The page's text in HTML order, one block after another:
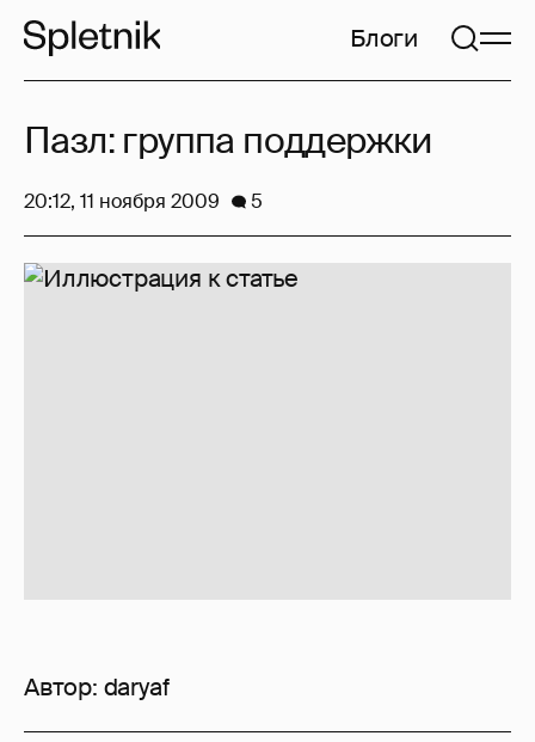
Блоги
Автор: daryaf
Пазл: группа поддержки
20:12, 11 ноября 2009 5